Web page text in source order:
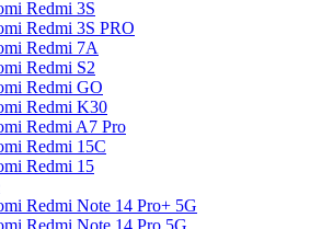
Redmi 3S
Redmi 3S PRO
Redmi 7A
Redmi S2
Redmi GO
Redmi K30
Redmi A7 Pro
Redmi 15C
Redmi 15
Redmi Note 14 Pro+ 5G
Redmi Note 14 Pro 5G